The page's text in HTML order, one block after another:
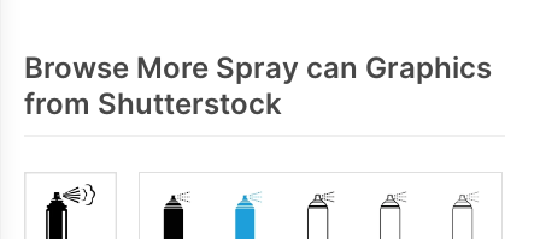
Browse More Spray can Graphics
from Shutterstock